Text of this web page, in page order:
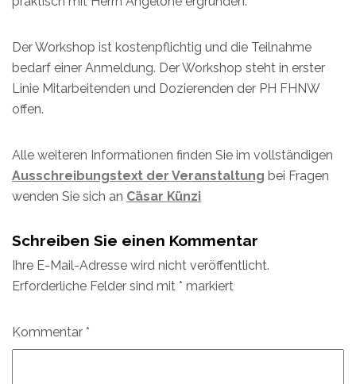
Der Workshop ist kostenpflichtig und die Teilnahme
bedarf einer Anmeldung. Der Workshop steht in erster
Linie Mitarbeitenden und Dozierenden der PH FHNW
offen.
Alle weiteren Informationen finden Sie im vollständigen
Ausschreibungstext der Veranstaltung bei Fragen
wenden Sie sich an Cäsar Künzi
Schreiben Sie einen Kommentar
Ihre E-Mail-Adresse wird nicht veröffentlicht.
Erforderliche Felder sind mit * markiert
Kommentar *